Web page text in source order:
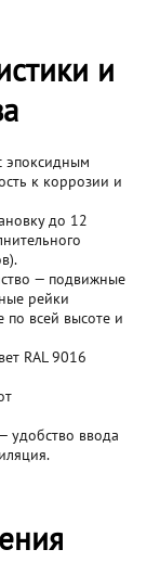
и
эпоксидным
к коррозии и
до 12
— подвижные
рейки
всей высоте и
RAL 9016
удобство ввода